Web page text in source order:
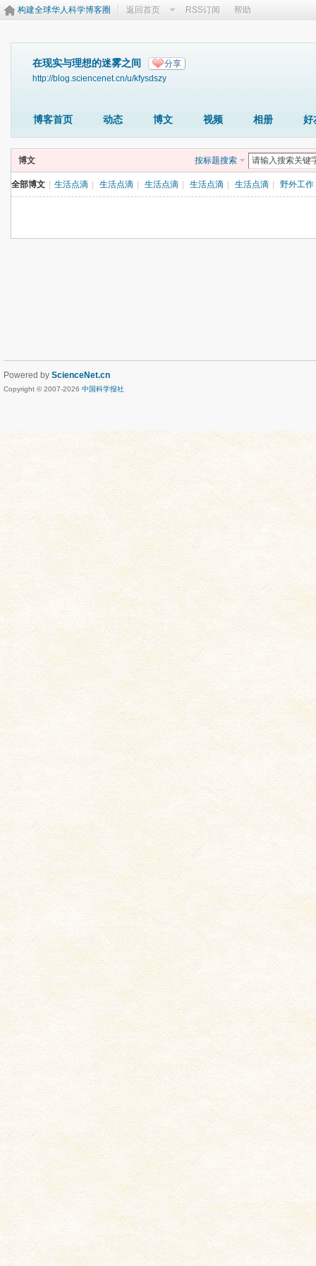
构建全球华人科学博客圈 返回首页 RSS订阅 帮助
在现实与理想的迷雾之间 分享
http://blog.sciencenet.cn/u/kfysdszy
博客首页 动态 博文 视频 相册 好
博文 按标题搜索
全部博文 生活点滴 生活点滴 生活点滴 生活点滴 生活点滴 野外工作
Powered by ScienceNet.cn
Copyright © 2007-2026 中国科学报社